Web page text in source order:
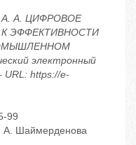
А. А. ЦИФРОВОЕ
ЭФФЕКТИВНОСТИ
электронный
URL: https://e-
99
А. Шаймерденова